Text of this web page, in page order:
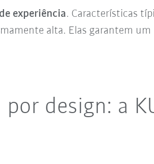
experiência. Características
alta. Elas garantem um
design: a